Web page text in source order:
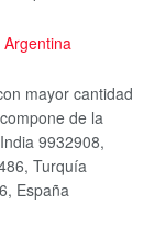
mayor cantidad
de la
9932908,
Turquía
España